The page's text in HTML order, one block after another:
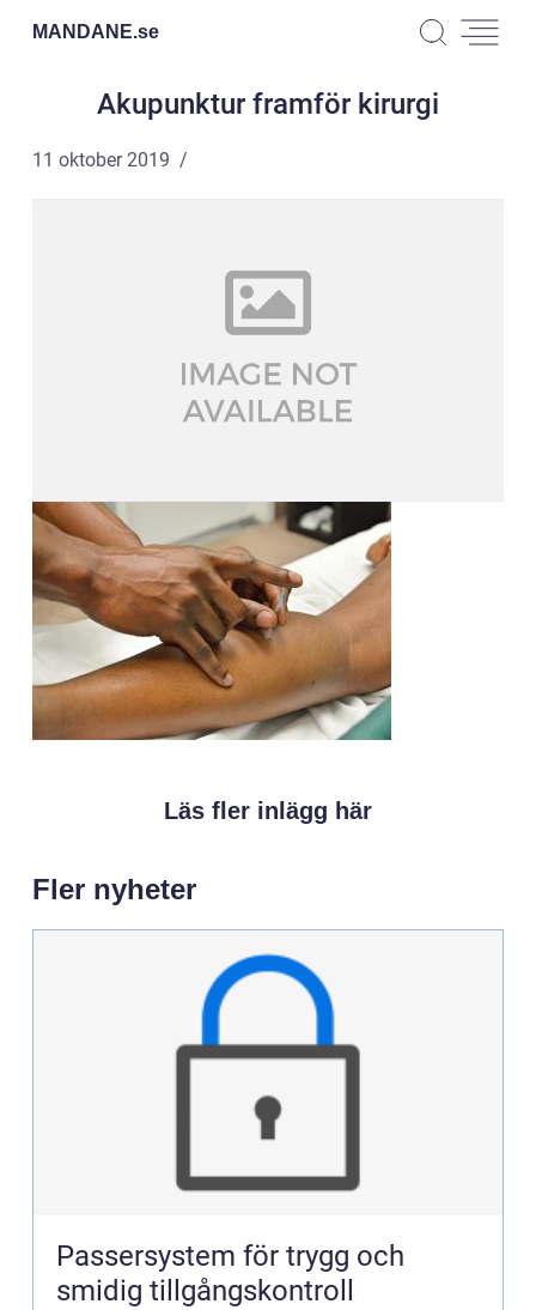
MANDANE.se
Akupunktur framför kirurgi
11 oktober 2019
Läs fler inlägg här
Fler nyheter
Passersystem för trygg och
smidig tillgångskontroll